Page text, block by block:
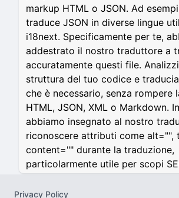
markup HTML o JSON. Ad
traduce JSON in diverse lingue
i18next. Specificamente per te,
addestrato il nostro traduttore a
accuratamente questi file.
struttura del tuo codice e
che è necessario, senza rompere
HTML, JSON, XML o Markdown.
abbiamo insegnato al nostro
riconoscere attributi come alt="",
content="" durante la traduzione,
particolarmente utile per scopi
Privacy Policy